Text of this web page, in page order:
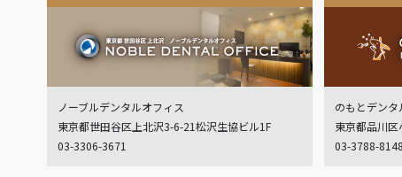
ノーブルデンタルオフィス
東京都世田谷区上北沢3-6-21松沢生協ビル1F
03-3306-3671
のもとデン
東京都品川
03-3788-8148